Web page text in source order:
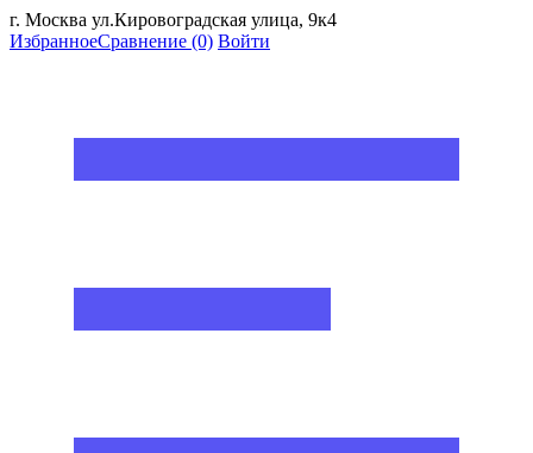
г. Москва ул.Кировоградская улица, 9к4
ИзбранноеСравнение (0) Войти